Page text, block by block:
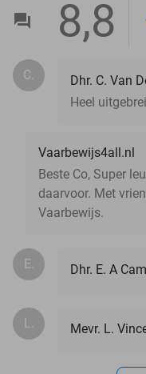
8,8
C.
Dhr. C. Van
Heel
Vaarbewijs4all.nl
Beste Co, Super
daarvoor. Met
Vaarbewijs.
E. Dhr. E. A
L. Mevr. L.